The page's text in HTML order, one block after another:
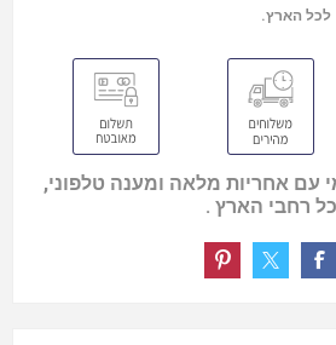
הארץ.
עם אחריות מלאה ומענה טלפוני,
רחבי הארץ .